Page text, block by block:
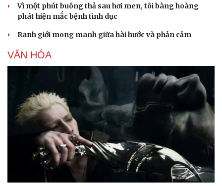
Văn học
Âm nhạc
Thời trang
Vì một phút buông thả sau hơi men, tôi bàng hoàng
phát hiện mắc bệnh tình dục
Ranh giới mong manh giữa hài hước và phản cảm
VĂN HÓA